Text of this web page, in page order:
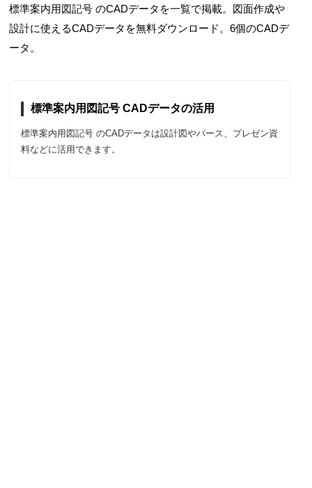
標準案内用図記号 のCADデータを一覧で掲載。図面作成や
設計に使えるCADデータを無料ダウンロード。6個のCADデ
ータ。
標準案内用図記号 CADデータの活用
標準案内用図記号 のCADデータは設計図やパース、プレゼン資
料などに活用できます。